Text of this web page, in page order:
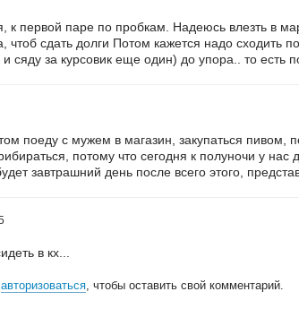
к первой паре по пробкам. Надеюсь влезть в
чтоб сдать долги Потом кажется надо сходить
и сяду за курсовик еще один) до упора.. то есть
поеду с мужем в магазин, закупаться пивом,
потому что сегодня к полуночи у
завтрашний день после всего этого,
в кх...
авторизоваться, чтобы оставить свой комментарий.